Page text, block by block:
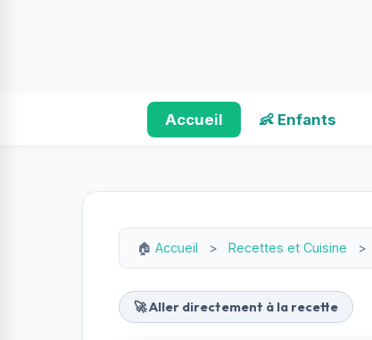
Accueil 👶 Enfants
🏠 Accueil > Recettes et Cuisine >
🚀 Aller directement à la recette